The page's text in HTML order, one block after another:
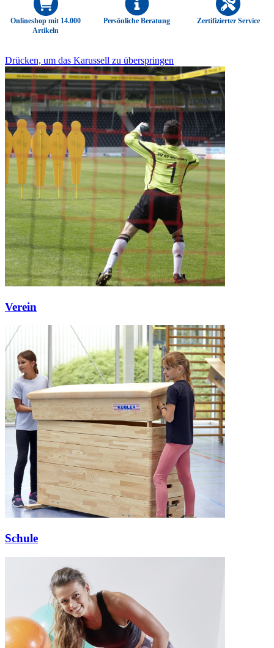
Onlineshop mit 14.000
Artikeln
Persönliche Beratung Zertifizierter Service
Drücken, um das Karussell zu überspringen
Verein
Schule